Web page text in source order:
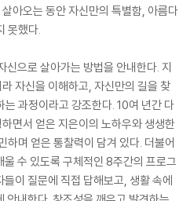
아오는 동안 자신만의 특별함, 아름다
못했다.
신으로 살아가는 방법을 안내한다. 지
자신을 이해하고, 자신만의 길을 찾
과정이라고 강조한다. 10여 년간 다
면서 얻은 지은이의 노하우와 생생한
하며 얻은 통찰력이 담겨 있다. 더불어
수 있도록 구체적인 8주간의 프로그
이 질문에 직접 답해보고, 생활 속에